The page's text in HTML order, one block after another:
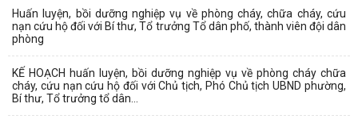
Huấn luyện, bồi dưỡng nghiệp vụ về phòng cháy, chữa cháy, cứu
nạn cứu hộ đối với Bí thư, Tổ trưởng Tổ dân phố, thành viên đội dân
phòng
KẾ HOẠCH huấn luyện, bồi dưỡng nghiệp vụ về phòng cháy chữa
cháy, cứu nạn cứu hộ đối với Chủ tịch, Phó Chủ tịch UBND phường,
Bí thư, Tổ trưởng tổ dân...